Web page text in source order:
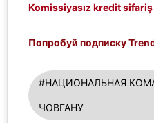
Komissiyasız kredit sifariş
Попробуй подписку
#НАЦИОНАЛЬНАЯ
ЧОВГАНУ